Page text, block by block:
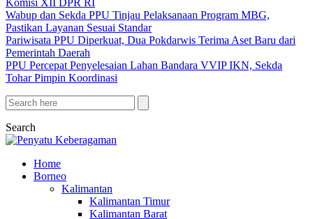
Komisi XII DPR RI
Wabup dan Sekda PPU Tinjau Pelaksanaan Program MBG,
Pastikan Layanan Sesuai Standar
Pariwisata PPU Diperkuat, Dua Pokdarwis Terima Aset Baru dari
Pemerintah Daerah
PPU Percepat Penyelesaian Lahan Bandara VVIP IKN, Sekda
Tohar Pimpin Koordinasi
Search
Home
Borneo
Kalimantan
Kalimantan Timur
Kalimantan Barat